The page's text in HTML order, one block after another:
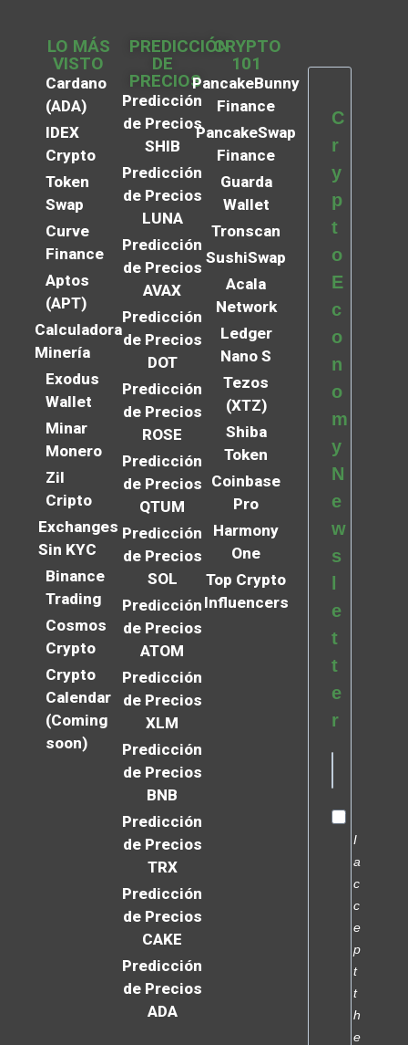
LO MÁS
VISTO
Cardano
(ADA)
IDEX
Crypto
Token
Swap
Curve
Finance
Aptos
(APT)
Calculadora
Minería
Exodus
Wallet
Minar
Monero
Zil
Cripto
Exchanges
Sin KYC
Binance
Trading
Cosmos
Crypto
Crypto
Calendar
(Coming
soon)
PREDICCIÓN
DE
PRECIOS
Predicción
de Precios
SHIB
Predicción
de Precios
LUNA
Predicción
de Precios
AVAX
Predicción
de Precios
DOT
Predicción
de Precios
ROSE
Predicción
de Precios
QTUM
Predicción
de Precios
SOL
Predicción
de Precios
ATOM
Predicción
de Precios
XLM
Predicción
de Precios
BNB
Predicción
de Precios
TRX
Predicción
de Precios
CAKE
Predicción
de Precios
ADA
CRYPTO
101
PancakeBunny
Finance
PancakeSwap
Finance
Guarda
Wallet
Tronscan
SushiSwap
Acala
Network
Ledger
Nano S
Tezos
(XTZ)
Shiba
Token
Coinbase
Pro
Harmony
One
Top Crypto
Influencers
C
r
y
p
t
o
E
c
o
n
o
m
y
N
e
w
s
e
t
t
e
r
I
a
c
c
e
p
t
t
h
e